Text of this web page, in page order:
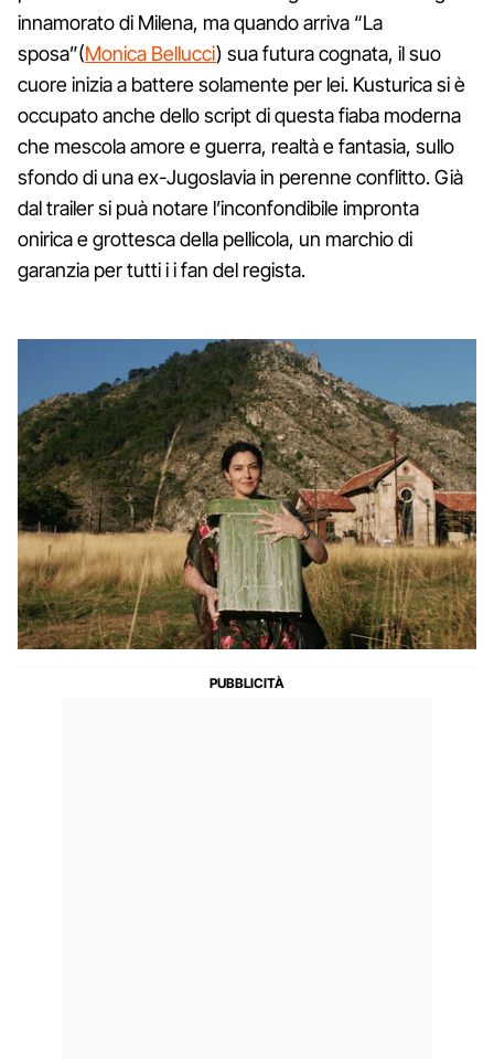
innamorato di Milena, ma quando arriva “La
sposa”(Monica Bellucci) sua futura cognata, il suo
cuore inizia a battere solamente per lei. Kusturica si è
occupato anche dello script di questa fiaba moderna
che mescola amore e guerra, realtà e fantasia, sullo
sfondo di una ex-Jugoslavia in perenne conflitto. Già
dal trailer si puà notare l’inconfondibile impronta
onirica e grottesca della pellicola, un marchio di
garanzia per tutti i i fan del regista.